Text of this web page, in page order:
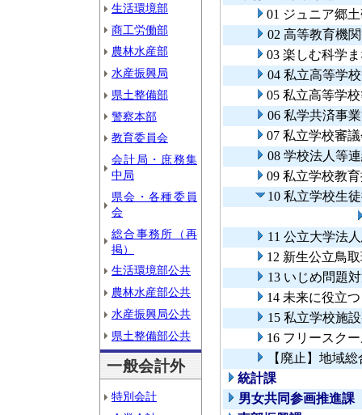
生活環境部
商工労働部
農林水産部
水産振興局
県土整備部
警察本部
教育委員会
会計局・庶務集
中局
県会・各種委員
会
総合事務所（再
掲）
生活環境部公共
農林水産部公共
水産振興局公共
県土整備部公共
一般会計外
特別会計
01 ジュニア郷
02 高等教育機
03 楽しむ科学
04 私立高等学
05 私立高等学
06 私学共済事
07 私立学校審
08 学校法人等
09 私立学校教
10 私立学校生
11 公立大学法
12 新生公立鳥
13 いじめ問題
14 未来に役立
15 私立学校施
16 フリースク
【廃止】地域
統計課
男女共同参画推進課